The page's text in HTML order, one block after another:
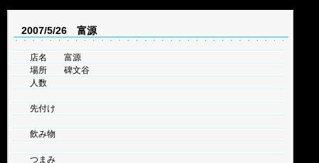
2007/5/26 富源
店名 富源
場所 碑文谷
人数
先付け
飲み物
つまみ